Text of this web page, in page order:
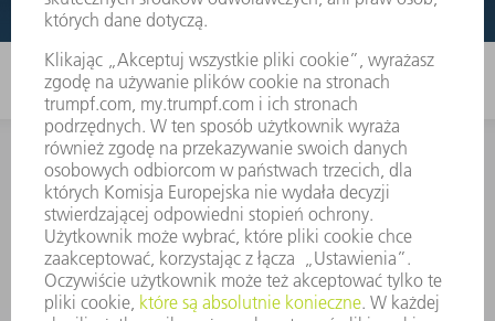
KONTAKT
Dział Części Zamiennych i Narzędzi
48225753936
8.00 - 17.00
czesci.zamienne@trumpf.com